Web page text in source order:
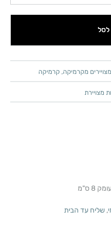
לסל
מקרמיקה, קרמיקה
מצויירת
, שליח עד הבית